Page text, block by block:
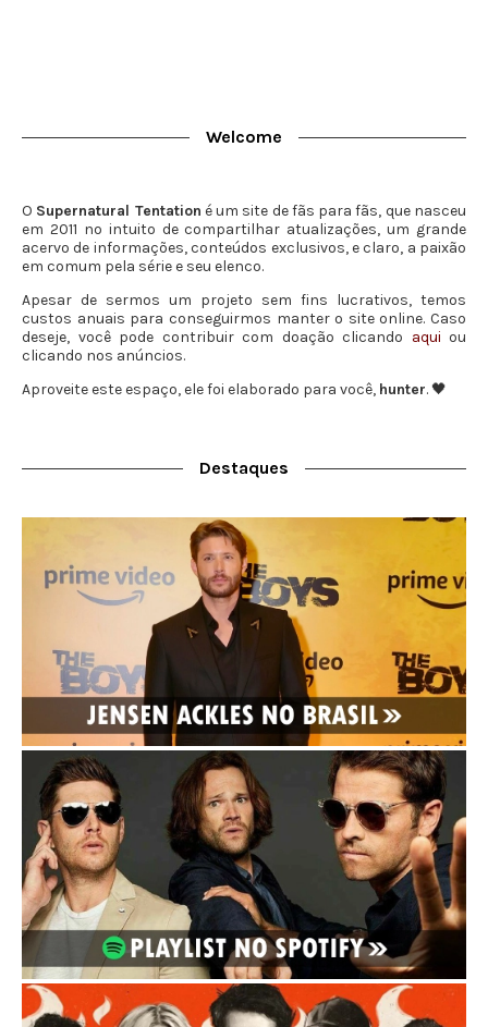
Welcome
O Supernatural Tentation é um site de fãs para fãs, que nasceu
em 2011 no intuito de compartilhar atualizações, um grande
acervo de informações, conteúdos exclusivos, e claro, a paixão
em comum pela série e seu elenco.
Apesar de sermos um projeto sem fins lucrativos, temos
custos anuais para conseguirmos manter o site online. Caso
deseje, você pode contribuir com doação clicando aqui ou
clicando nos anúncios.
Aproveite este espaço, ele foi elaborado para você, hunter. 🖤
Destaques